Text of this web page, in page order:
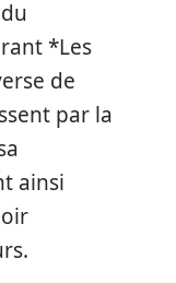
*Les
de
par la
ainsi